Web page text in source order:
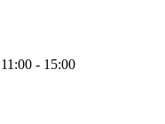
11:00 - 15:00